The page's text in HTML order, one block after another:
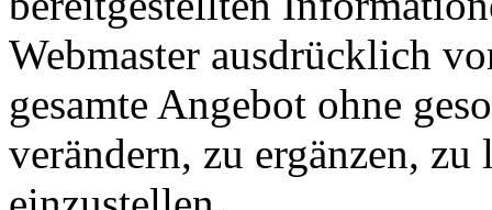
Webmaster ausdrücklich
gesamte Angebot ohne
verändern, zu ergänzen,